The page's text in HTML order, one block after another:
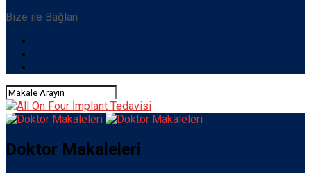
Bize ile Bağlan
Doktor Makaleleri